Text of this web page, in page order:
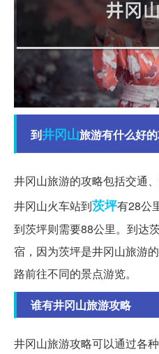
到井冈山旅游有什么好
井冈山旅游的攻略包括交通、
井冈山火车站到茨坪有28公
到茨坪则需要88公里。到达
宿，因为茨坪是井冈山旅游
路前往不同的景点游览。
谁有井冈山旅游攻略
井冈山旅游攻略可以通过各